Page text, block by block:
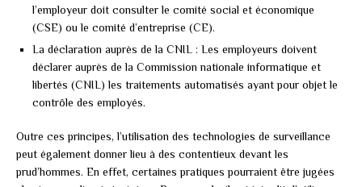
l’employeur doit consulter le comité social et économique
(CSE) ou le comité d’entreprise (CE).
La déclaration auprès de la CNIL : Les employeurs doivent
déclarer auprès de la Commission nationale informatique et
libertés (CNIL) les traitements automatisés ayant pour objet le
contrôle des employés.
Outre ces principes, l’utilisation des technologies de surveillance
peut également donner lieu à des contentieux devant les
prud’hommes. En effet, certaines pratiques pourraient être jugées